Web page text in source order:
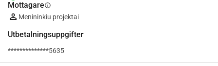
Mottagareinfo
Menininkiu projektai
Utbetalningsuppgifter
**************5635